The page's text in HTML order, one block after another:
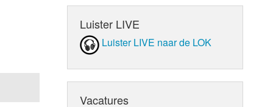
Luister LIVE
Luister LIVE naar de LOK
Vacatures